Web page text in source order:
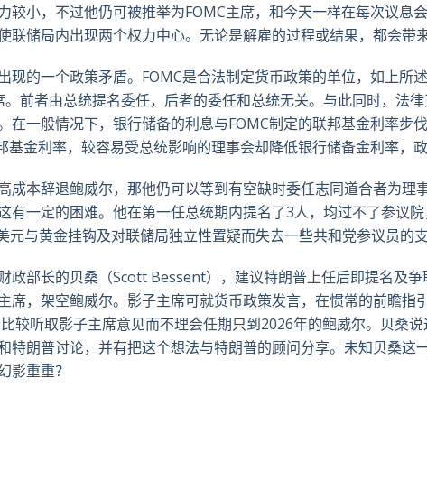
较小，不过他仍可被推举为FOMC主席，和今天一样在每次议息
联储局内出现两个权力中心。无论是解雇的过程或结果，都会带
现的一个政策矛盾。FOMC是合法制定货币政策的单位，如上所
前者由总统提名委任，后者的委任和总统无关。与此同时，法
在一般情况下，银行储备的利息与FOMC制定的联邦基金利率步
基金利率，较容易受总统影响的理事会却降低银行储备金利率，政
成本辞退鲍威尔，那他仍可以等到有空缺时委任志同道合者为理
有一定的困难。他在第一任总统期内提名了3人，均过不了参议
与黄金挂钩及对联储局独立性置疑而失去一些共和党参议员的支
政部长的贝桑（Scott Bessent），建议特朗普上任后即提名及
席，架空鲍威尔。影子主席可就货币政策发言，在惯常的前瞻指
较听取影子主席意见而不理会任期只到2026年的鲍威尔。贝桑
特朗普讨论，并有把这个想法与特朗普的顾问分享。未知贝桑这
影重重？